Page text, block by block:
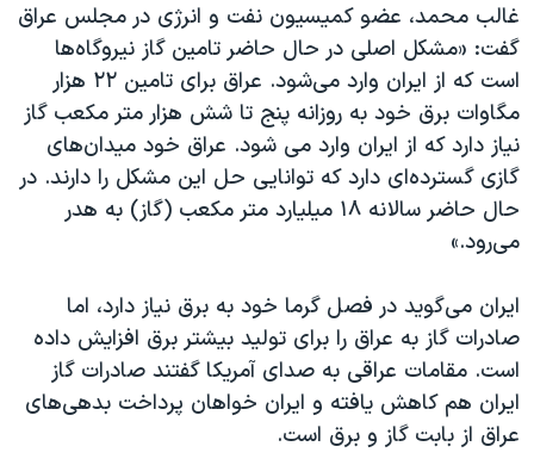
سفر پرزیدنت ترامپ به چین
غالب محمد، عضو کمیسیون نفت و انرژی در مجلس عراق
گفت: «مشکل اصلی در حال حاضر تامین گاز نیروگاه‌ها
است که از ایران وارد می‌شود. عراق برای تامین ٢٢ هزار
مگاوات برق خود به روزانه پنج تا شش هزار متر مکعب گاز
نیاز دارد که از ایران وارد می شود. عراق خود میدان‌های
گازی گسترده‌ای دارد که توانایی حل این مشکل را دارند. در
حال حاضر سالانه ١٨ میلیارد متر مکعب (گاز) به هدر
می‌رود.»
ایران می‌گوید در فصل گرما خود به برق نیاز دارد، اما
صادرات گاز به عراق را برای تولید بیشتر برق افزایش داده
است. مقامات عراقی به صدای آمریکا گفتند صادرات گاز
ایران هم کاهش یافته و ایران خواهان پرداخت بدهی‌های
عراق از بابت گاز و برق است.